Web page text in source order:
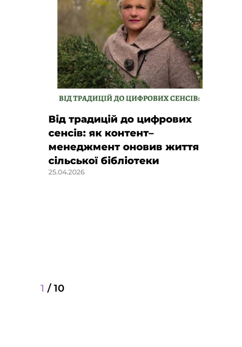
Від традицій до цифрових
сенсів: як контент–
менеджмент оновив життя
сільської бібліотеки
25.04.2026
1 / 10